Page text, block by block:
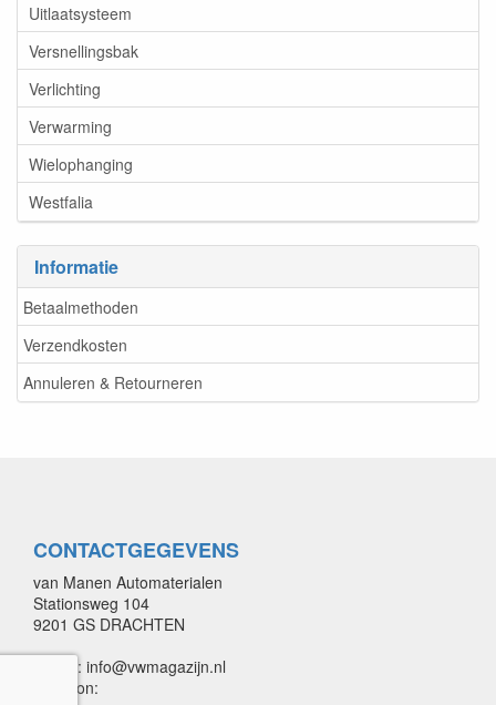
Uitlaatsysteem
Versnellingsbak
Verlichting
Verwarming
Wielophanging
Westfalia
Informatie
Betaalmethoden
Verzendkosten
Annuleren & Retourneren
CONTACTGEGEVENS
van Manen Automaterialen
Stationsweg 104
9201 GS DRACHTEN
E-mail: info@vwmagazijn.nl
Telefoon: